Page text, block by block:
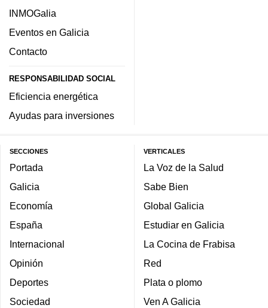
INMOGalia
Eventos en Galicia
Contacto
RESPONSABILIDAD SOCIAL
Eficiencia energética
Ayudas para inversiones
SECCIONES
Portada
Galicia
Economía
España
Internacional
Opinión
Deportes
Sociedad
VERTICALES
La Voz de la Salud
Sabe Bien
Global Galicia
Estudiar en Galicia
La Cocina de Frabisa
Red
Plata o plomo
Ven A Galicia